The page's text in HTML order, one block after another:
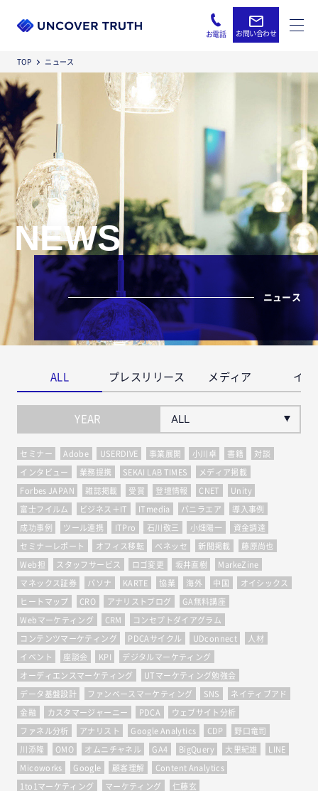
お問い合わせ
お電話
TOP ニュース
NEWS
ニュース
ALL プレスリリース メディア イベ
YEAR
セミナー Adobe USERDIVE 事業展開 小川卓 書籍 対談
インタビュー 業務提携 SEKAI LAB TIMES メディア掲載
Forbes JAPAN 雑誌掲載 受賞 登壇情報 CNET Unity
富士フイルム ビジネス＋IT ITmedia バニラエア 導入事例
成功事例 ツール連携 ITPro 石川敬三 小畑陽一 資金調達
セミナーレポート オフィス移転 ベネッセ 新聞掲載 藤原尚也
Web担 スタッフサービス ロゴ変更 坂井直樹 MarkeZine
マネックス証券 パソナ KARTE 協業 海外 中国 オイシックス
ヒートマップ CRO アナリストブログ GA無料講座
Webマーケティング CRM コンセプトダイアグラム
コンテンツマーケティング PDCAサイクル UDconnect 人材
イベント 座談会 KPI デジタルマーケティング
オーディエンスマーケティング UTマーケティング勉強会
データ基盤設計 ファンベースマーケティング SNS ネイティブアド
金融 カスタマージャーニー PDCA ウェブサイト分析
ファネル分析 アナリスト Google Analytics CDP 野口竜司
川添隆 OMO オムニチャネル GA4 BigQuery 大里紀雄 LINE
Micoworks Google 顧客理解 Content Analytics
1to1マーケティング マーケティング 仁藤玄